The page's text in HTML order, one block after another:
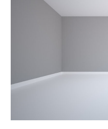
Behangers
Naadloos
Resultaat